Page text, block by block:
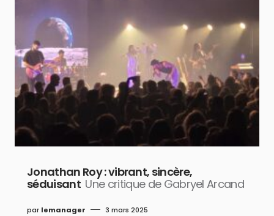
Jonathan Roy : vibrant, sincère,
séduisant Une critique de Gabryel Arcand
par lemanager 3 mars 2025